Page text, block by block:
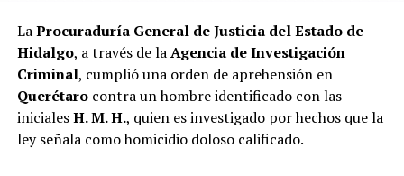
LaProcuraduría General de Justicia del Estado de
Hidalgo, a través de laAgencia de Investigación
Criminal, cumplió una orden de aprehensión en
Querétarocontra un hombre identificado con las
inicialesH. M. H., quien es investigado por hechos que la
ley señala como homicidio doloso calificado.